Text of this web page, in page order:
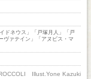
ドネウス」「戸塚月人」「戸
ヴァテイン」「アヌビス・マ
Illust.Yone Kazuki